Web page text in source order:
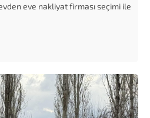
eve nakliyat firması seçimi ile